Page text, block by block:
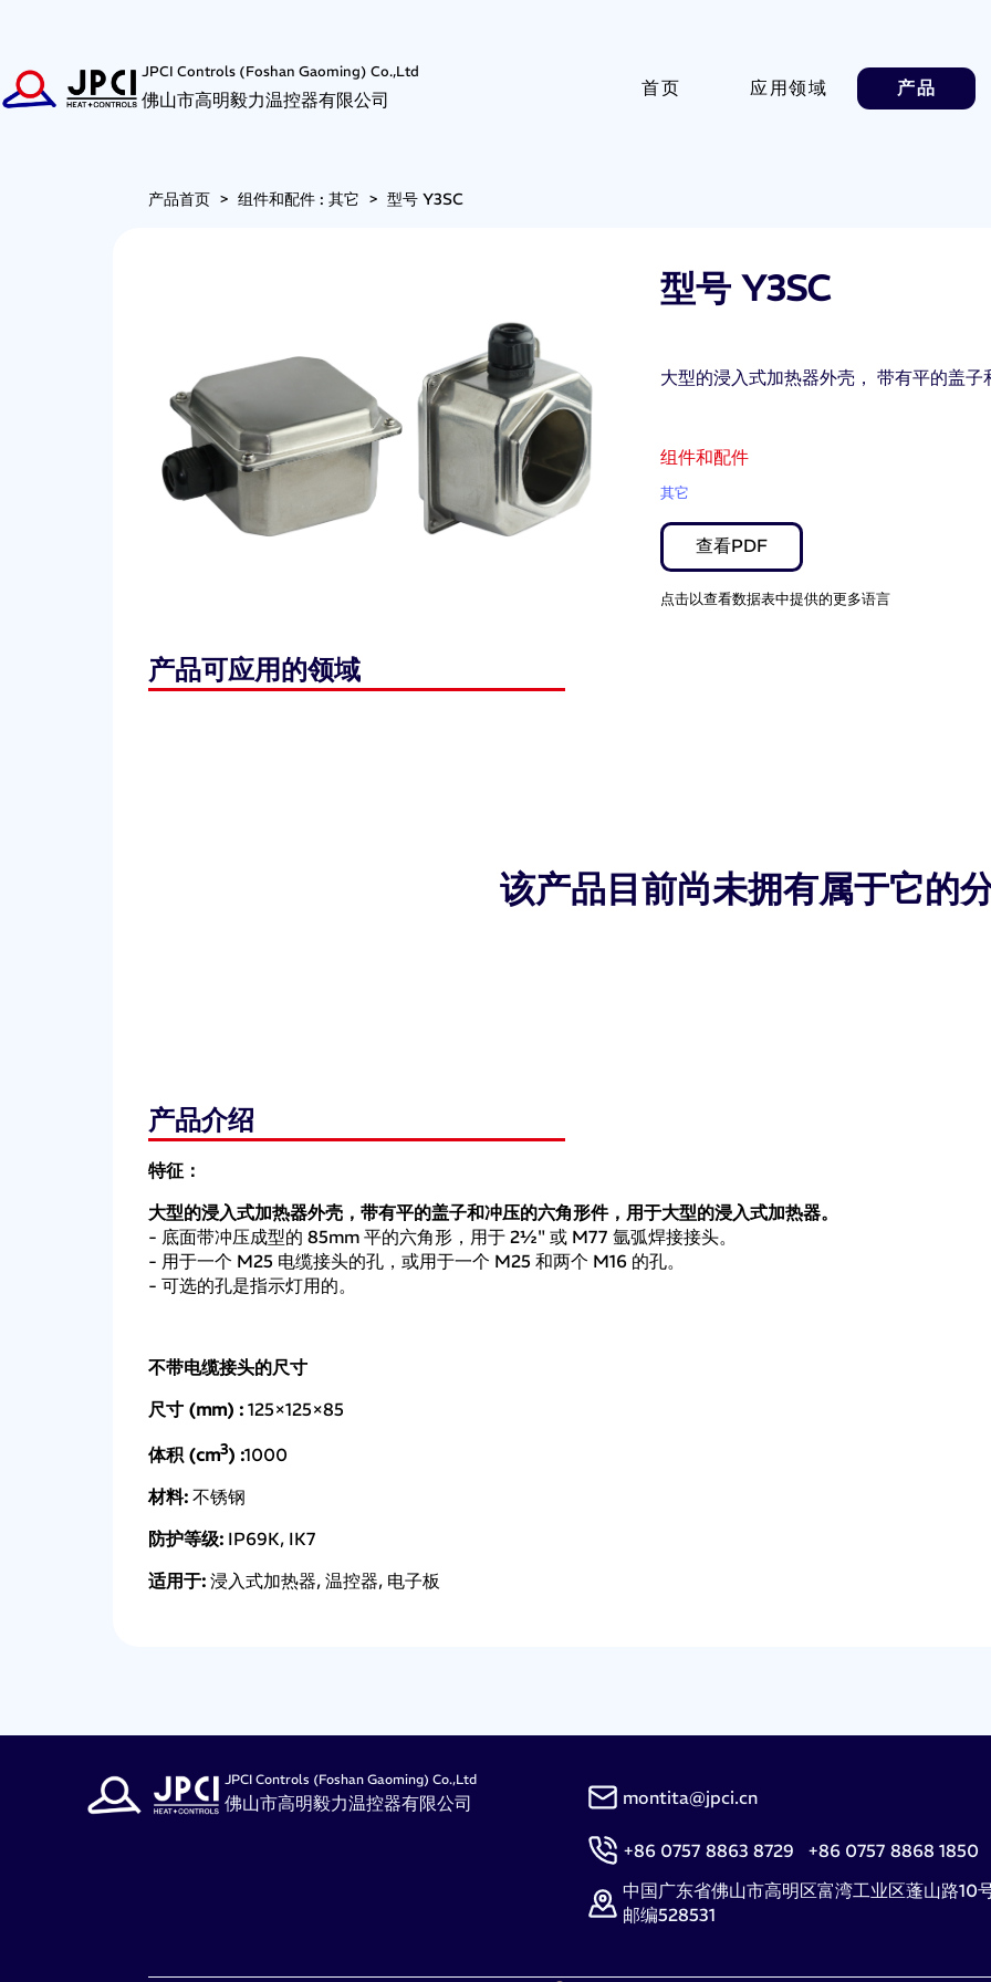
JPCI Controls (Foshan Gaoming) Co.,Ltd
佛山市高明毅力温控器有限公司
首页 应用领域 产品
产品首页 >组件和配件 : 其它 >型号 Y3SC
型号 Y3SC
大型的浸入式加热器外壳， 带有平的盖
组件和配件
其它
查看PDF
点击以查看数据表中提供的更多语言
产品可应用的领域
该产品目前尚未拥有属于它的
产品介绍
特征：
大型的浸入式加热器外壳，带有平的盖子和冲压的六角形件，用于大型的浸入式加热器。
- 底面带冲压成型的 85mm 平的六角形，用于 2½" 或 M77 氩弧焊接接头。
- 用于一个 M25 电缆接头的孔，或用于一个 M25 和两个 M16 的孔。
- 可选的孔是指示灯用的。
不带电缆接头的尺寸
尺寸 (mm) :125×125×85
体积 (cm3) :1000
材料:不锈钢
防护等级: IP69K, IK7
适用于:浸入式加热器, 温控器, 电子板
JPCI Controls (Foshan Gaoming) Co.,Ltd
佛山市高明毅力温控器有限公司 montita@jpci.cn
+86 0757 8863 8729 +86 0757 8868 1850
中国广东省佛山市高明区富湾工业区蓬山路10
邮编528531